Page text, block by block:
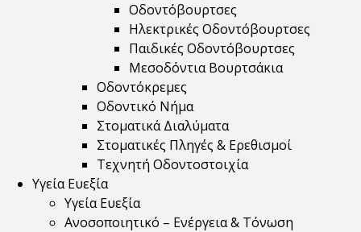
Οδοντόβουρτσες
Ηλεκτρικές Οδοντόβουρτσες
Παιδικές Οδοντόβουρτσες
Μεσοδόντια Βουρτσάκια
Οδοντόκρεμες
Οδοντικό Νήμα
Στοματικά Διαλύματα
Στοματικές Πληγές & Ερεθισμοί
Τεχνητή Οδοντοστοιχία
Υγεία Ευεξία
Υγεία Ευεξία
Ανοσοποιητικό – Ενέργεια & Τόνωση